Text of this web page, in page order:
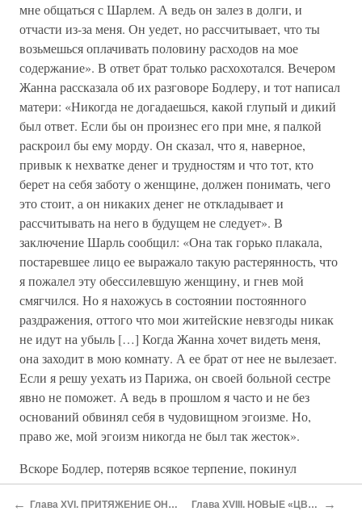
мне общаться с Шарлем. А ведь он залез в долги, и
отчасти из-за меня. Он уедет, но рассчитывает, что ты
возьмешься оплачивать половину расходов на мое
содержание». В ответ брат только расхохотался. Вечером
Жанна рассказала об их разговоре Бодлеру, и тот написал
матери: «Никогда не догадаешься, какой глупый и дикий
был ответ. Если бы он произнес его при мне, я палкой
раскроил бы ему морду. Он сказал, что я, наверное,
привык к нехватке денег и трудностям и что тот, кто
берет на себя заботу о женщине, должен понимать, чего
это стоит, а он никаких денег не откладывает и
рассчитывать на него в будущем не следует». В
заключение Шарль сообщил: «Она так горько плакала,
постаревшее лицо ее выражало такую растерянность, что
я пожалел эту обессилевшую женщину, и гнев мой
смягчился. Но я нахожусь в состоянии постоянного
раздражения, оттого что мои житейские невзгоды никак
не идут на убыль […] Когда Жанна хочет видеть меня,
она заходит в мою комнату. А ее брат от нее не вылезает.
Если я решу уехать из Парижа, он своей больной сестре
явно не поможет. А ведь в прошлом я часто и не без
оснований обвинял себя в чудовищном эгоизме. Но,
право же, мой эгоизм никогда не был так жесток».
Вскоре Бодлер, потеряв всякое терпение, покинул
квартиру в Нёйи и вернулся в гостиницу «Дьеп». Оттуда
он писал Пуле-Маласси: «Я убежал из Нёйи, чтобы
← Глава XVI. ПРИТЯЖЕНИЕ ОНФЛЁРА Глава XVIII. НОВЫЕ «ЦВЕТЫ» →